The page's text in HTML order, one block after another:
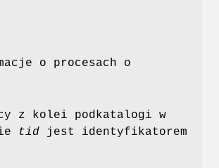
o procesach o
z kolei podkatalogi w
tid jest identyfikatorem